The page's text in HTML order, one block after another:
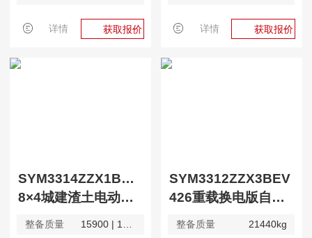
详情 获取报价 详情 获取报价
SYM3314ZZX1BEV | SYM3314ZZX2BEV
8×4城建渣土电动自卸车（416）
整备质量
SYM3312ZZX3BEV
426重载换电版自卸车
整备质量
21440kg